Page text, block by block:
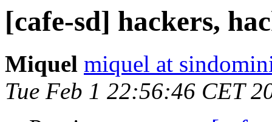
[cafe-sd] hackers,
Miquel miquel at
Tue Feb 1 22:56:46 CET